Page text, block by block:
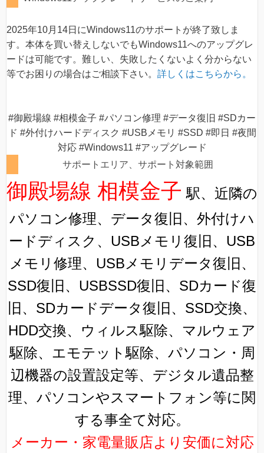
2025年10月14日にWindows11のサポートが終了致しま
す。本体を買い替えしないでもWindows11へのアップグレ
ードは可能です。難しい、失敗したくないよく分からない
等でお困りの場合はご相談下さい。 詳しくはこちらから。
#御殿場線 #相模金子 #パソコン修理 #データ復旧 #SDカー
ド #外付けハードディスク #USBメモリ #SSD #即日 #夜間
対応 #Windows11 #アップグレード
サポートエリア、サポート対象範囲
御殿場線 相模金子 駅、近隣の
パソコン修理、データ復旧、外付けハ
ードディスク、USBメモリ復旧、USB
メモリ修理、USBメモリデータ復旧、
SSD復旧、USBSSD復旧、SDカード復
旧、SDカードデータ復旧、SSD交換、
HDD交換、ウィルス駆除、マルウェア
駆除、エモテット駆除、パソコン・周
辺機器の設置設定等、デジタル遺品整
理、パソコンやスマートフォン等に関
する事全て対応。
メーカー・家電量販店より安価に対応